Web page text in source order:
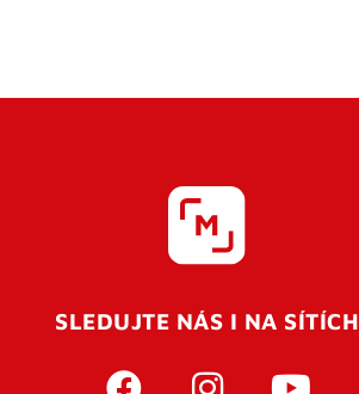
SLEDUJTE NÁS I NA SÍTÍCH